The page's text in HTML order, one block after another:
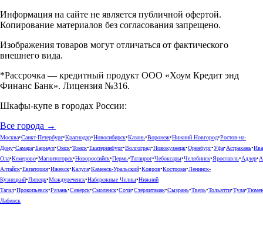
Информация на сайте не является публичной офертой.
Копирование материалов без согласования запрещено.
Изображения товаров могут отличаться от фактического
внешнего вида.
*Рассрочка — кредитный продукт ООО «Хоум Кредит энд
Финанс Банк». Лицензия №316.
Шкафы-купе в городах России:
Все города →
Москва•Санкт-Петербург•Краснодар•Новосибирск•Казань•Воронеж•Нижний Новгород•Ростов-на-
Дону•Самара•Барнаул•Омск•Томск•Екатеринбург•Волгоград•Новокузнецк•Оренбург•Уфа•Астрахань•
Ола•Кемерово•Магнитогорск•Новороссийск•Пермь•Таганрог•Чебоксары•Челябинск•Ярославль•Адлер•
Алтайск•Евпатория•Ижевск•Калуга•Каменск-Уральский•Ковров•Кострома•Ленинск-
Кузнецкий•Липецк•Междуреченск•Набережные Челны•Нижний
Тагил•Прокопьевск•Рязань•Северск•Смоленск•Сочи•Стерлитамак•Сызрань•Тверь•Тольятти•Тула•
Лабинск